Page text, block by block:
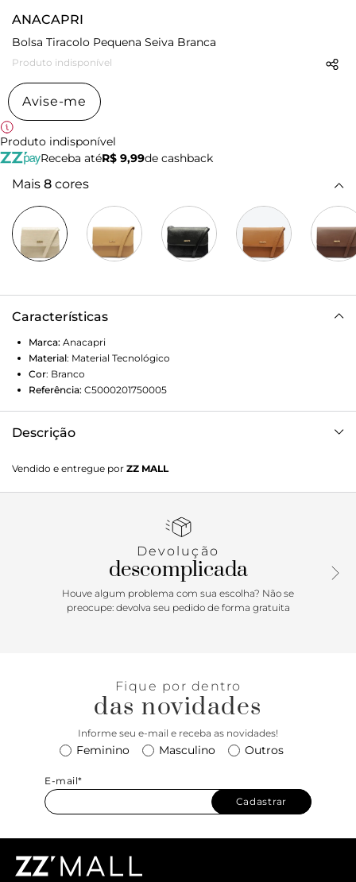
ANACAPRI
Bolsa Tiracolo Pequena Seiva Branca
Produto indisponível
Avise-me
Produto indisponível
Receba atéR$ 9,99de cashback
Mais 8 cores
Características
Marca: Anacapri
Material: Material Tecnológico
Cor: Branco
Referência: C5000201750005
Descrição
Vendido e entregue por ZZ MALL
Devolução
descomplicada
Houve algum problema com sua escolha? Não se
preocupe: devolva seu pedido de forma gratuita
Fique por dentro
das novidades
Informe seu e-mail e receba as novidades!
Feminino Masculino Outros
E-mail*
Cadastrar